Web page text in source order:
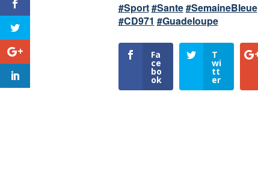
#Sport#Sante#SemaineBleue
#CD971 #Guadeloupe
Fa
ce
bo
ok
T
wi
tt
er